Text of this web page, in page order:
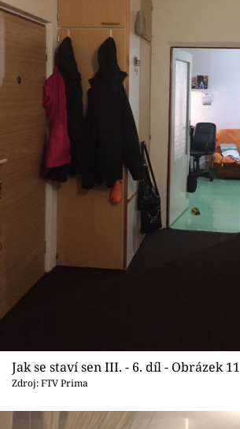
Jak se staví sen III. - 6. díl - Obrázek 11
Zdroj: FTV Prima